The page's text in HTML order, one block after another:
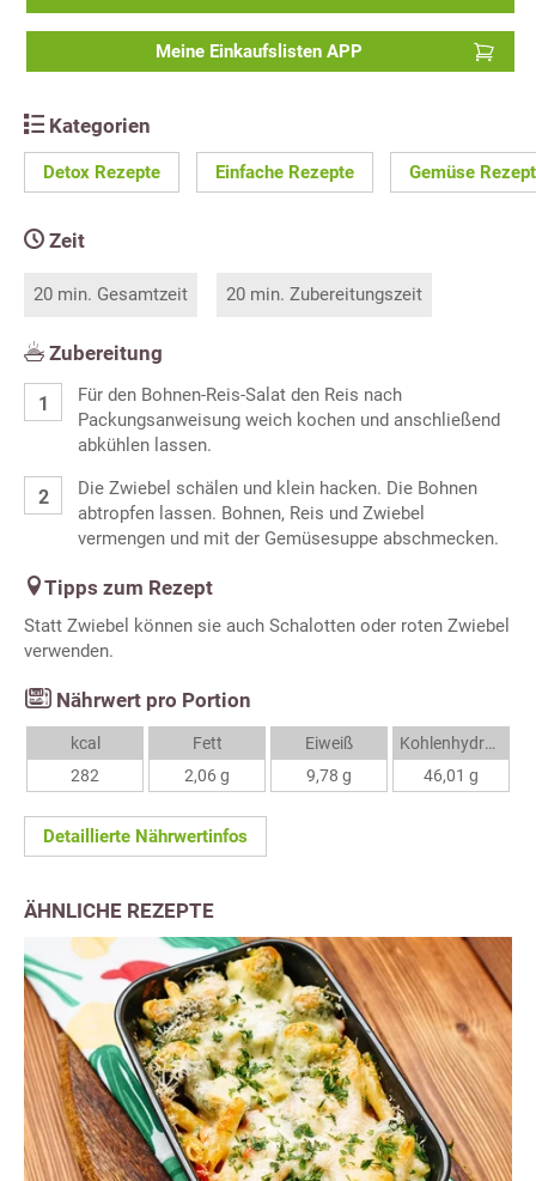
Meine Einkaufslisten APP
Kategorien
Detox Rezepte Einfache Rezepte Gemüse
Zeit
20 min. Gesamtzeit 20 min. Zubereitungszeit
Zubereitung
Für den Bohnen-Reis-Salat den Reis nach
Packungsanweisung weich kochen und anschließend
abkühlen lassen.
Die Zwiebel schälen und klein hacken. Die Bohnen
abtropfen lassen. Bohnen, Reis und Zwiebel
vermengen und mit der Gemüsesuppe abschmecken.
Tipps zum Rezept
Statt Zwiebel können sie auch Schalotten oder roten Zwiebel
verwenden.
Nährwert pro Portion
kcal
282
Fett
2,06 g
Eiweiß
9,78 g
Kohlenhydrate
46,01 g
Detaillierte Nährwertinfos
ÄHNLICHE REZEPTE